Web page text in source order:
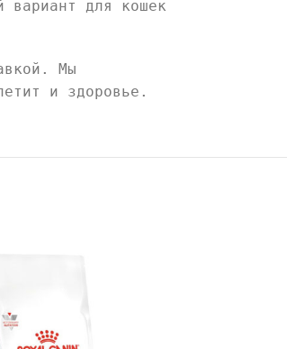
вариант для кошек
Мы
и здоровье.